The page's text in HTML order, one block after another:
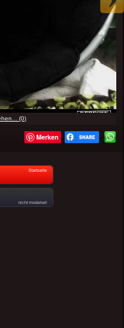
(0)
Merken
Startseite
nicht moderiert